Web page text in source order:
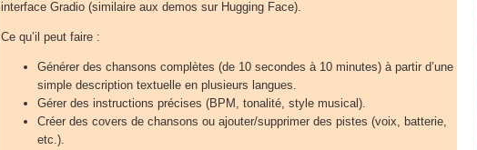
interface Gradio (similaire aux demos sur Hugging Face).
Ce qu’il peut faire :
Générer des chansons complètes (de 10 secondes à 10 minutes) à partir d’une
simple description textuelle en plusieurs langues.
Gérer des instructions précises (BPM, tonalité, style musical).
Créer des covers de chansons ou ajouter/supprimer des pistes (voix, batterie,
etc.).